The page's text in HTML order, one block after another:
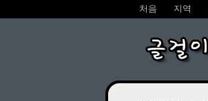
처음 지역
글걸이